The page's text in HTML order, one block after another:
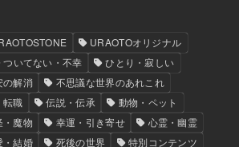
URAOTOオリジナル
ついてない・不幸
ひとり・寂しい
の解消
不思議な世界のあれこれ
転職 伝説・伝承
動物・ペット
・魔物 幸運・引き寄せ
心霊・幽霊
・結婚 死後の世界
特別コンテンツ